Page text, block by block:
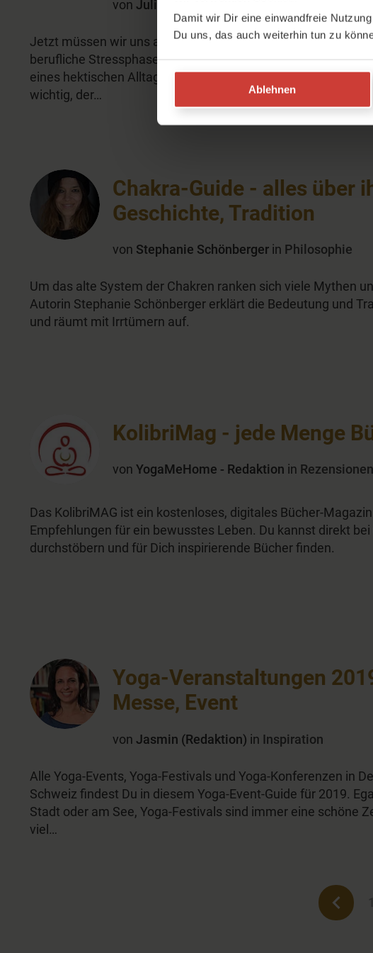
Damit wir Dir eine einwandfreie
Du uns, das auch weiterhin tun zu
Ablehnen
von Julia Kantner
Jetzt müssen wir uns auf mehr Dunkelheit, das fehlen von
berufliche Stressphasen umstellen. Wir sind oft
eines hektischen Alltages und kommen nur schwer aus dem
wichtig, der…
Chakra-Guide - alles über
Geschichte, Tradition
von Stephanie Schönberger in Philosophie
Um das alte System der Chakren ranken sich viele Mythen
Autorin Stephanie Schönberger erklärt die Bedeutung und
und räumt mit Irrtümern auf.
KolibriMag - jede Menge
vonYogaMeHome - Redaktion in Rezensionen
Das KolibriMAG ist ein kostenloses, digitales Bücher-
Empfehlungen für ein bewusstes Leben. Du kannst direkt
durchstöbern und für Dich inspirierende Bücher finden.
Yoga-Veranstaltungen
Messe, Event
vonJasmin (Redaktion) in Inspiration
Alle Yoga-Events, Yoga-Festivals und Yoga-Konferenzen in
Schweiz findest Du in diesem Yoga-Event-Guide für 2019.
Stadt oder am See, Yoga-Festivals sind immer eine schöne
viel…